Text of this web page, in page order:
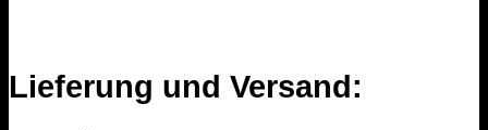
Lieferung und Versand: